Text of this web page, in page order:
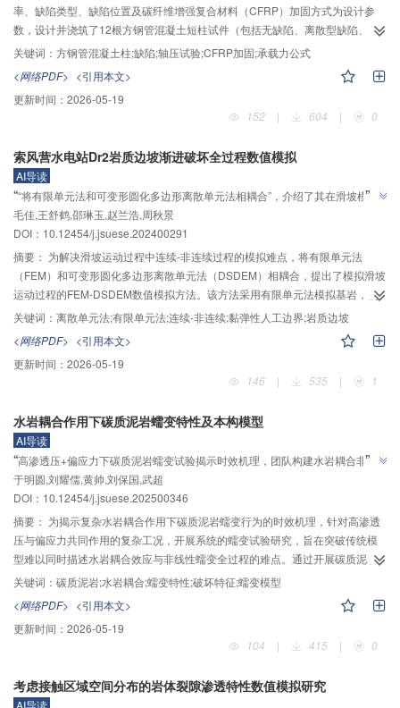
率、缺陷类型、缺陷位置及碳纤维增强复合材料（CFRP）加固方式为设计参
数，设计并浇筑了12根方钢管混凝土短柱试件（包括无缺陷、离散型缺陷、集
中孔洞缺陷和CFRP加固缺陷试件），并进行了轴压试验，分析了不同参数对试
件的荷载‒位移曲线、荷载‒应变曲线及延性的影响规律。研究结果表明：当混
凝土密实度损失率小于5%时，离散型缺陷对试件的受压性能影响较小，随着密
实度损失率的增加，试件受压性能明显降低，与无缺陷试件相比，当密实度损
失率达15%时，其承载力和延性分别降低了26.9%和26.3%。在相同密实度损
中孔洞缺陷相较于中心集中孔洞缺陷对受压性能影响更大；采用CFRP加固后，
密实度损失率为15%的试件极限承载力和延性较未加固试件分别提高9.1%和
14.7%，对于内含集中孔洞缺陷的试件，全包裹加固效果优于半包裹加固。基
于多元线性回归方法，本文提出了内含集中孔洞缺陷方钢管混凝土短柱的承载
力计算公式，计算结果与实测值吻合较好。试验结果明确了不同类型缺陷、缺
陷位置及CFRP加固措施对试件轴压性能的影响，可为实际工程中类似缺陷构件
的评估与修复加固提供参考。
关键词： 方钢管混凝土柱;缺陷;轴压试验;CFRP加固;承载力公式
<网络PDF> <引用本文>
更新时间： 2026-05-19
152
| 604 | 0
索风营水电站Dr2岩质边坡渐进破坏全过程数值模拟
AI导读
““将有限单元法和可变形圆化多边形离散单元法相耦合”，介绍了其在滑坡模拟
领域的研究进展，团队建立FEM-DSDEM体系，为岩质边坡渐进破坏分析提供
解决方案”
”
毛佳,王舒鹤,邵琳玉,赵兰浩,周秋景
DOI： 10.12454/j.jsuese.202400291
摘要： 为解决滑坡运动过程中连续-非连续过程的模拟难点，将有限单元法
（FEM）和可变形圆化多边形离散单元法（DSDEM）相耦合，提出了模拟滑坡
运动过程的FEM-DSDEM数值模拟方法。该方法采用有限单元法模拟基岩，使
用可变形圆化多边形离散单元法模拟滑坡体，引入虚拟裂缝模型和Mohr-
Coulomb准则模拟滑坡体的破碎与剪切破坏等从连续到非连续状态的转化，在
截断边界上施加黏弹性人工边界，实现地震作用下滑坡体连续-非连续渐进演化
过程的数值模拟。利用巴西圆盘试验和四点弯曲梁冲击试验，验证FEM-
DSDEM方法模拟材料连续-非连续演化过程的可行性和准确性。开展了索风营
和滑移破坏这3种不同破坏模式下的滑坡体的动力特性和堆积体空间分布特征。
结果表明：Dr2岩质边坡失稳时，滑动模式均沿滑裂面产生滑动破坏，局部发生
崩塌破坏；滑坡失稳运动的时间短、速度快、对河床对岸的山体冲击力强；失
稳破坏后形成的堆积物会冲击河道，破坏和淤堵进水口。研究成果可为同类岩
质边坡渐进破坏全过程的研究提供数值模拟方案。
关键词： 离散单元法;有限单元法;连续-非连续;黏弹性人工边界;岩质边坡
<网络PDF> <引用本文>
更新时间： 2026-05-19
146
| 535 | 1
水岩耦合作用下碳质泥岩蠕变特性及本构模型
AI导读
“高渗透压+偏应力下碳质泥岩蠕变试验揭示时效机理，团队构建水岩耦合非线
性黏弹塑性蠕变模型，为深部岩体长期稳定评价提供解决方案
”
于明圆,刘耀儒,黄帅,刘保国,武超
DOI： 10.12454/j.jsuese.202500346
摘要： 为揭示复杂水岩耦合作用下碳质泥岩蠕变行为的时效机理，针对高渗透
压与偏应力共同作用的复杂工况，开展系统的蠕变试验研究，旨在突破传统模
型难以同时描述水岩耦合效应与非线性蠕变全过程的难点。通过开展碳质泥岩
在不同渗透压力与偏应力共同作用下的蠕变试验，系统研究了其蠕变变形特
性、应变时程规律和破坏机制，并构建了水岩耦合非线性黏弹塑性蠕变模型。
结果表明：1）渗透压显著促进了碳质泥岩的蠕变变形，同时降低了其长期强
度，致使其在较低应力水平下即发生蠕变破坏；2）渗透压对破坏形态具有重要
影响，特别是在低围压条件下，会削弱围压对内部裂隙的径向约束作用，导致
质泥岩蠕变破坏的细观断口形态发生明显变化，拉裂破坏表现为鳞片状脆性断
关键词： 碳质泥岩;水岩耦合;蠕变特性;破坏特征;蠕变模型
<网络PDF> <引用本文>
更新时间： 2026-05-19
104
| 415 | 0
考虑接触区域空间分布的岩体裂隙渗透特性数值模拟研究
AI导读